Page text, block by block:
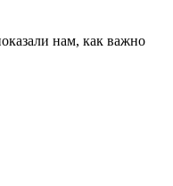
нам, как важно